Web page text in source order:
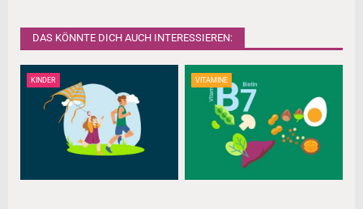
a
g
s
n
g
DAS KÖNNTE DICH AUCH INTERESSIEREN:
KINDER VITAMINE